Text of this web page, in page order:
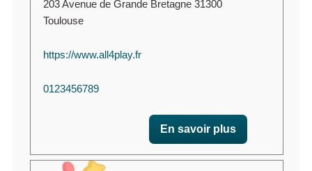
203 Avenue de Grande Bretagne 31300
Toulouse
https://www.all4play.fr
0123456789
En savoir plus